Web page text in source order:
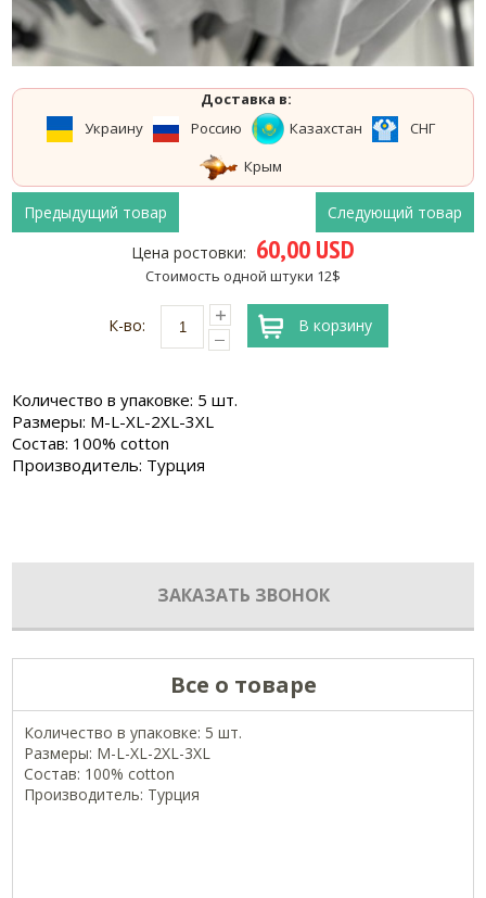
Доставка в:
Украину
Россию Казахстан
СНГ
Крым
Предыдущий товар
Следующий товар
Цена ростовки: 60,00 USD
Стоимость одной штуки 12$
К-во: В корзину
Количество в упаковке: 5 шт.
Размеры: M-L-XL-2XL-3XL
Состав: 100% cotton
Производитель: Турция
ЗАКАЗАТЬ ЗВОНОК
Все о товаре
Количество в упаковке: 5 шт.
Размеры: M-L-XL-2XL-3XL
Состав: 100% cotton
Производитель: Турция